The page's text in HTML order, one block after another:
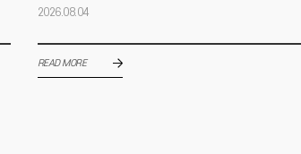
2026.08.04
READ MORE